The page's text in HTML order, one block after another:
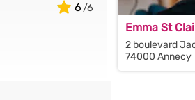
6
Emma St
2 boulevard
74000 Annecy